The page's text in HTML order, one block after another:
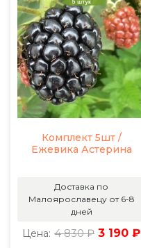
Комплект 5шт /
Ежевика Астерина
Доставка по
Малоярославецу от 6-8
дней
Цена: 4 830 ₽ 3 190 ₽